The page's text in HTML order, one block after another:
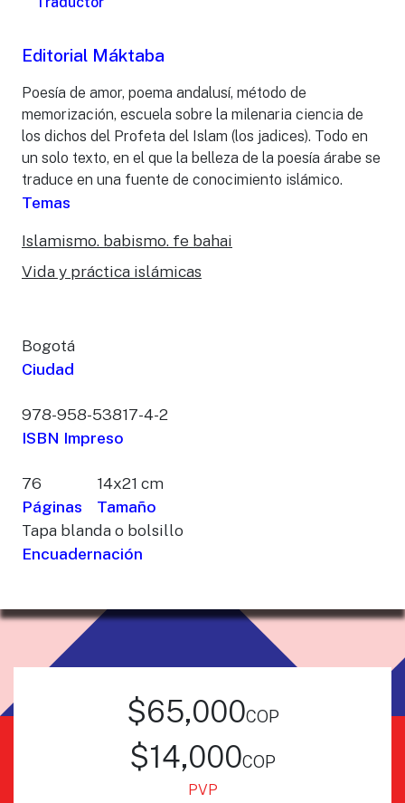
Editorial Máktaba
Poesía de amor, poema andalusí, método de
memorización, escuela sobre la milenaria ciencia de
los dichos del Profeta del Islam (los jadices). Todo en
un solo texto, en el que la belleza de la poesía árabe se
traduce en una fuente de conocimiento islámico.
Temas
Islamismo. babismo. fe bahai
Vida y práctica islámicas
Bogotá
Ciudad
978-958-53817-4-2
ISBN Impreso
76
Páginas
14x21 cm
Tamaño
Tapa blanda o bolsillo
Encuadernación
$65,000cop
$14,000cop
PVP